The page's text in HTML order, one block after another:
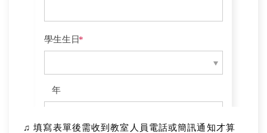
♫填寫表單後需收到教室人員電話或簡訊通知才算